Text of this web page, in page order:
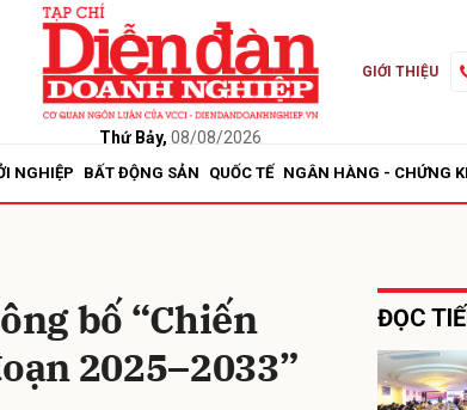
Thứ Bảy, 08/08/2026
GIỚI THIỆU
NGHIỆP BẤT ĐỘNG SẢN QUỐC TẾ NGÂN HÀNG - CHỨNG
bố “Chiến
2025–2033”
ĐỌC
Gửi